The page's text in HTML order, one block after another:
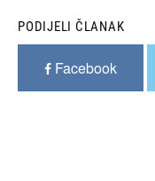
PODIJELI ČLANAK
Facebook